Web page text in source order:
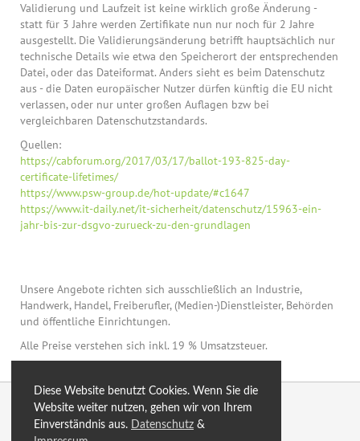
Diese Website benutzt Cookies. Wenn Sie die
Website weiter nutzen, gehen wir von Ihrem
Einverständnis aus. Datenschutz &
Validierung und Laufzeit ist keine wirklich große Änderung -
statt für 3 Jahre werden Zertifikate nun nur noch für 2 Jahre
ausgestellt. Die Validierungsänderung betrifft hauptsächlich nur
technische Details wie etwa den Speicherort der entsprechenden
Datei, oder das Dateiformat. Anders sieht es beim Datenschutz
aus - die Daten europäischer Nutzer dürfen künftig die EU nicht
verlassen, oder nur unter großen Auflagen bzw bei
vergleichbaren Datenschutzstandards.
Quellen:
https://cabforum.org/2017/03/17/ballot-193-825-day-
certificate-lifetimes/
https://www.psw-group.de/hot-update/#c1647
https://www.it-daily.net/it-sicherheit/datenschutz/15963-ein-
jahr-bis-zur-dsgvo-zurueck-zu-den-grundlagen
Unsere Angebote richten sich ausschließlich an Industrie,
Handwerk, Handel, Freiberufler, (Medien-)Dienstleister, Behörden
und öffentliche Einrichtungen.
Alle Preise verstehen sich inkl. 19 % Umsatzsteuer.
© 2026 by eXtro.hosting